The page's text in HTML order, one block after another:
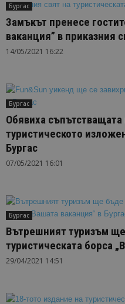
Бургас
Замъкът пренесе
ваканция” в приказния
14/05/2021 16:22
Бургас
Обявиха
туристическото
Бургас
07/05/2021 16:01
Бургас
Вътрешният туризъм
туристическата борса
29/04/2021 14:51